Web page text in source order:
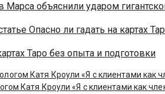
Марса объяснили ударом
Таро без опыта и подготовки
Катя Кроули «Я с клиентами как